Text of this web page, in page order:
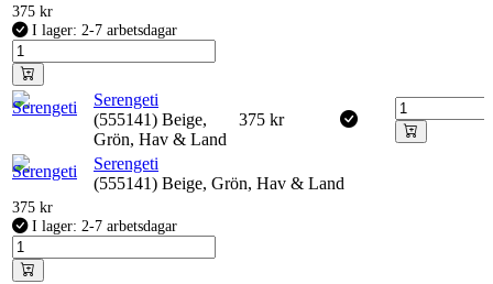
375 kr
I lager: 2-7 arbetsdagar
Serengeti
(555141) Beige,
Grön, Hav & Land
375 kr
Serengeti
(555141) Beige, Grön, Hav & Land
375 kr
I lager: 2-7 arbetsdagar